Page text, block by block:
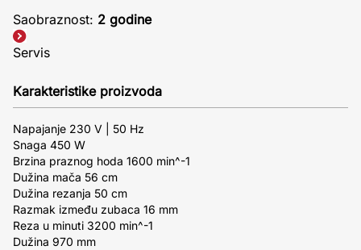
Saobraznost: 2 godine
Servis
Karakteristike proizvoda
Napajanje 230 V | 50 Hz
Snaga 450 W
Brzina praznog hoda 1600 min^-1
Dužina mača 56 cm
Dužina rezanja 50 cm
Razmak između zubaca 16 mm
Reza u minuti 3200 min^-1
Dužina 970 mm